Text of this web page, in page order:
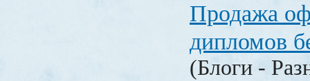
Продажа
дипломов
(Блоги -